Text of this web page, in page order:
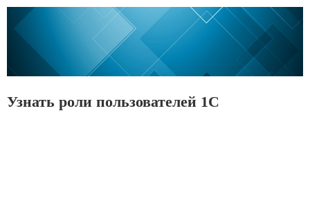
Узнать роли пользователей 1С